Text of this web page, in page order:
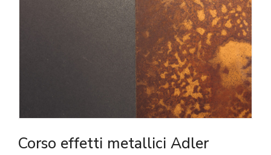
Corso effetti metallici Adler